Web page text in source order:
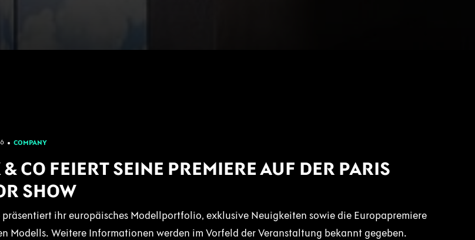
COMPANY
CO FEIERT SEINE PREMIERE AUF DER PARIS
SHOW
präsentiert ihr europäisches Modellportfolio, exklusive Neuigkeiten sowie die Europapremiere
Modells. Weitere Informationen werden im Vorfeld der Veranstaltung bekannt gegeben.